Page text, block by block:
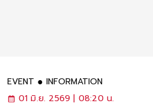
EVENT
INFORMATION
01 มิ.ย. 2569 | 08:20 น.